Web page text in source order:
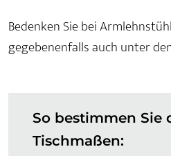
Bedenken Sie bei
gegebenenfalls auch unter
So bestimmen Sie
Tischmaßen: